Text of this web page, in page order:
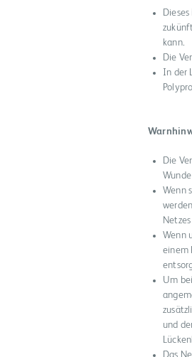
kann.
Die
In der
Die
Wenn
Wenn
einem
Um
und
Das